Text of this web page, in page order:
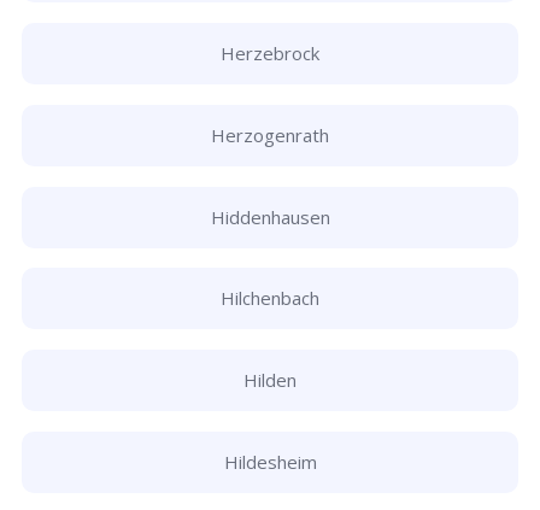
Herzebrock
Herzogenrath
Hiddenhausen
Hilchenbach
Hilden
Hildesheim